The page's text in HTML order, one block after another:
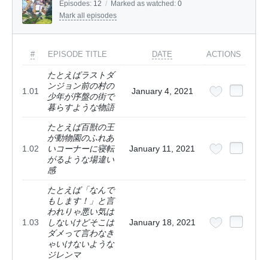
Episodes: 12 / Marked as watched: 0
Mark all episodes
# EPISODE TITLE DATE ACTIONS
1.01
たとえばラストダ
ンジョン前の村の
少年が序盤の街で
暮らすような物語
January 4, 2021
1.02
たとえば百獣の王
が動物園のふれあ
いコーナーに寝転
がるような場違い
感
January 11, 2021
1.03
たとえば「なんで
もします！」と言
われりゃ悪い気は
しないけどそこは
ダメって言わなき
ゃいけないような
ジレンマ
January 18, 2021